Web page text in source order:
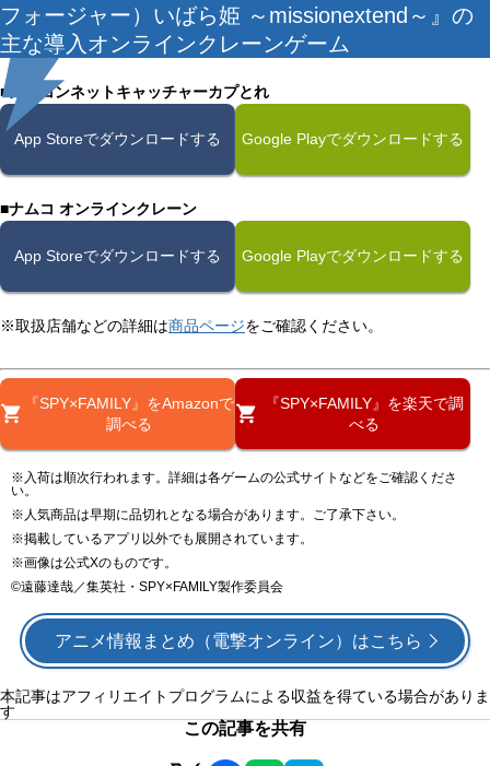
フォージャー）いばら姫 ～missionextend～』の
主な導入オンラインクレーンゲーム
■カプコンネットキャッチャーカプとれ
App Storeでダウンロードする Google Playでダウンロードする
■ナムコ オンラインクレーン
App Storeでダウンロードする Google Playでダウンロードする
※取扱店舗などの詳細は商品ページをご確認ください。
『SPY×FAMILY』をAmazonで
調べる
『SPY×FAMILY』を楽天で調
べる
※入荷は順次行われます。詳細は各ゲームの公式サイトなどをご確認くださ
い。
※人気商品は早期に品切れとなる場合があります。ご了承下さい。
※掲載しているアプリ以外でも展開されています。
※画像は公式Xのものです。
©遠藤達哉／集英社・SPY×FAMILY製作委員会
アニメ情報まとめ（電撃オンライン）はこちら
本記事はアフィリエイトプログラムによる収益を得ている場合がありま
す
この記事を共有